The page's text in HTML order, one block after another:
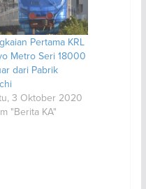
Pertama KRL
Metro Seri 18000
dari Pabrik
3 Oktober 2020
"Berita KA"